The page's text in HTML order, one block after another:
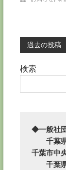
投
稿
ナ
ゲ
ー
過去の投稿
検索
◆一般社
千葉県
千葉市中
千葉県